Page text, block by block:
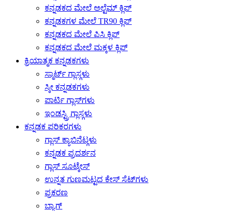
ಕನ್ನಡಕದ ಮೇಲೆ ಅಲ್ಟೆಮ್ ಕ್ಲಿಪ್
ಕನ್ನಡಕಗಳ ಮೇಲೆ TR90 ಕ್ಲಿಪ್
ಕನ್ನಡಕದ ಮೇಲೆ ಪಿಸಿ ಕ್ಲಿಪ್
ಕನ್ನಡಕದ ಮೇಲೆ ಮಕ್ಕಳ ಕ್ಲಿಪ್
ಕ್ರಿಯಾತ್ಮಕ ಕನ್ನಡಕಗಳು
ಸ್ಮಾರ್ಟ್ ಗ್ಲಾಸ್ಗಳು
ಸ್ಕೀ ಕನ್ನಡಕಗಳು
ಪಾರ್ಟಿ ಗ್ಲಾಸ್‌ಗಳು
ಇಂಡಸ್ಟ್ರಿ ಗ್ಲಾಸ್ಗಳು
ಕನ್ನಡಕ ಪರಿಕರಗಳು
ಗ್ಲಾಸ್ ಕ್ಯಾಬಿನೆಟ್ಗಳು
ಕನ್ನಡಕ ಪ್ರದರ್ಶನ
ಗ್ಲಾಸ್ ಸೂಟ್ಕೇಸ್
ಉನ್ನತ ಗುಣಮಟ್ಟದ ಕೇಸ್ ಸೆಟ್‌ಗಳು
ಪ್ರಕರಣ
ಬ್ಯಾಗ್